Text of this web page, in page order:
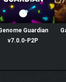
Guardian
v7.0.0-P2P